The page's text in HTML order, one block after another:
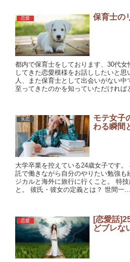
恋愛 保育士の
都内で保育士をしております、30代
してきた恋愛模様をお話ししたいと
人、また保育士として出会いがない
至ってきたのかを知っていただければ
失恋
モテ女子
わる瞬間
大学卒業を控えている24歳女子です
託で働きながら自分のやりたい勉強も
ジカルと海外に旅行に行くこと。 特
と。 彼氏・彼女の定義とは？ 世間一...
恋愛
[恋愛話
どブレな